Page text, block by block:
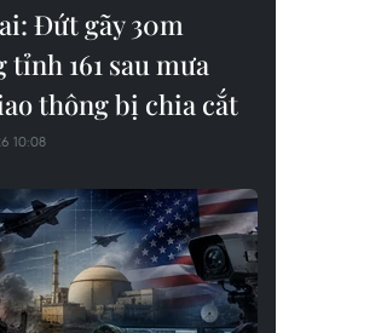
Đứt gãy 30m
tỉnh 161 sau mưa
thông bị chia cắt
10:08